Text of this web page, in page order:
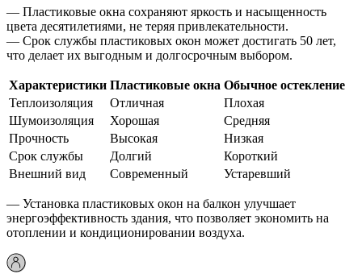
— Пластиковые окна сохраняют яркость и насыщенность
цвета десятилетиями, не теряя привлекательности.
— Срок службы пластиковых окон может достигать 50 лет,
что делает их выгодным и долгосрочным выбором.
Характеристики Пластиковые окна Обычное остекление
Теплоизоляция
Отличная
Плохая
Шумоизоляция
Хорошая
Средняя
Прочность
Высокая
Низкая
Срок службы
Долгий
Короткий
Внешний вид
Современный Устаревший
— Установка пластиковых окон на балкон улучшает
энергоэффективность здания, что позволяет экономить на
отоплении и кондиционировании воздуха.